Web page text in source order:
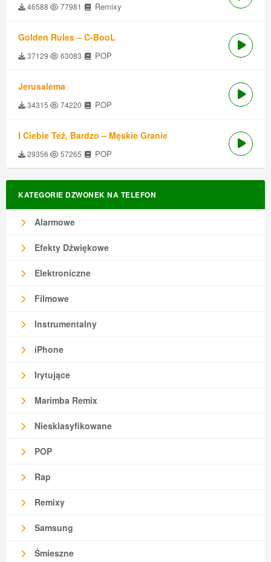
46588 77981 Remixy
Golden Rules – C-BooL
37129 63083 POP
Jerusalema
34315 74220 POP
I Ciebie Też, Bardzo – Męskie Granie
29356 57265 POP
KATEGORIE DZWONEK NA TELEFON
Alarmowe
Efekty Dźwiękowe
Elektroniczne
Filmowe
Instrumentalny
iPhone
Irytujące
Marimba Remix
Niesklasyfikowane
POP
Rap
Remixy
Samsung
Śmieszne